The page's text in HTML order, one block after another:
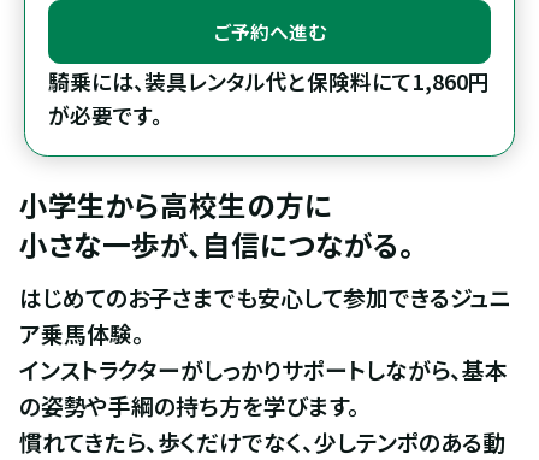
ご予約へ進む
騎乗には、装具レンタル代と保険料にて1,860円
が必要です。
小学生から高校生の方に
小さな一歩が、自信につながる。
はじめてのお子さまでも安心して参加できるジュニ
ア乗馬体験。
インストラクターがしっかりサポートしながら、基本
の姿勢や手綱の持ち方を学びます。
慣れてきたら、歩くだけでなく、少しテンポのある動